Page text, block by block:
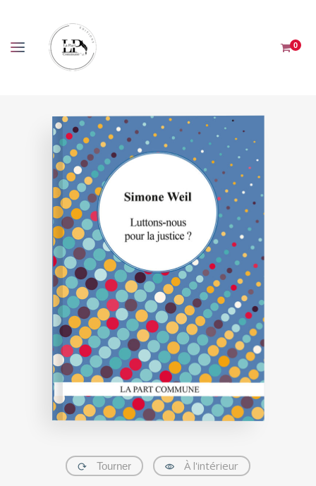
0
Tourner À l'intérieur